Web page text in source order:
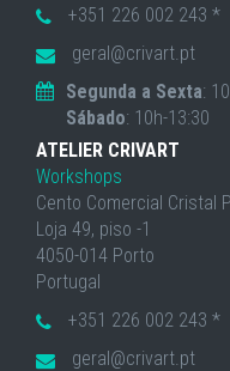
+351 226 002 243 *
geral@crivart.pt
Segunda a Sexta:
Sábado: 10h-13:30
ATELIER CRIVART
Workshops
Cento Comercial Cristal
Loja 49, piso -1
4050-014 Porto
Portugal
+351 226 002 243 *
geral@crivart.pt